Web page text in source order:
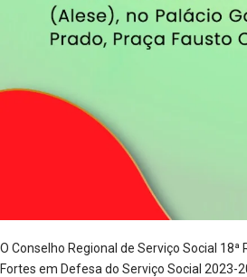
O Conselho Regional de Serviço Social
Fortes em Defesa do Serviço Social 2023-